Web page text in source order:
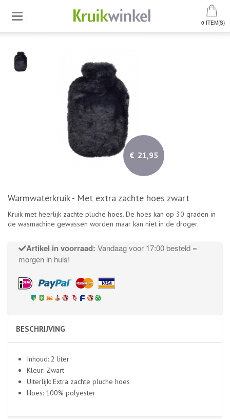
0 ITEM(S)
€ 21,95
Warmwaterkruik - Met extra zachte hoes zwart
Kruik met heerlijk zachte pluche hoes. De hoes kan op 30 graden in
de wasmachine gewassen worden maar kan niet in de droger.
Artikel in voorraad: Vandaag voor 17:00 besteld =
morgen in huis!
BESCHRIJVING
Inhoud: 2 liter
Kleur: Zwart
Uiterlijk: Extra zachte pluche hoes
Hoes: 100% polyester